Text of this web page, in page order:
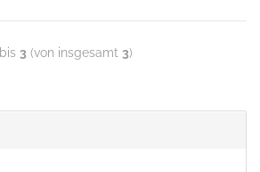
3 (von insgesamt 3)